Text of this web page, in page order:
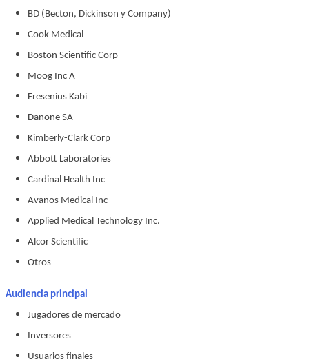
BD (Becton, Dickinson y Company)
Cook Medical
Boston Scientific Corp
Moog Inc A
Fresenius Kabi
Danone SA
Kimberly-Clark Corp
Abbott Laboratories
Cardinal Health Inc
Avanos Medical Inc
Applied Medical Technology Inc.
Alcor Scientific
Otros
Audiencia principal
Jugadores de mercado
Inversores
Usuarios finales